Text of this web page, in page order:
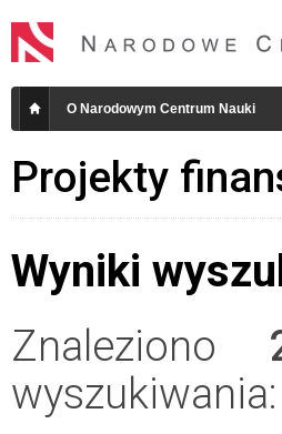
O Narodowym Centrum Nauki
Projekty
Wyniki
Znaleziono
wyszukiwania: